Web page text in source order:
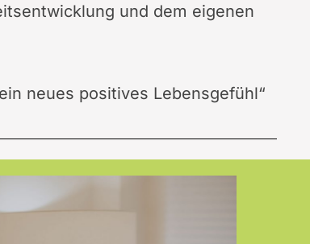
und dem eigenen
neues positives Lebensgefühl“